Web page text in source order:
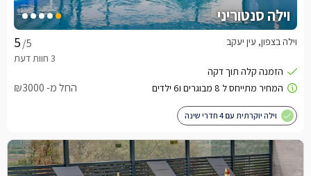
וילה סנטוריני
/5 וילה בצפון, עין יעקב
החל מ- ₪3000
וילה יוקרתית עם 4 חדרי שינה